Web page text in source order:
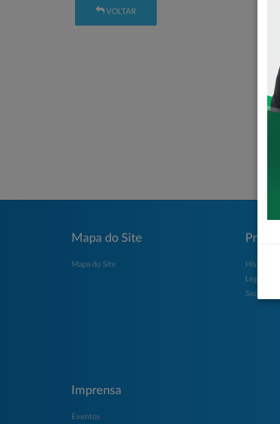
VOLTAR
Mapa do Site
Mapa do Site
História
Legislação
Secretarias
Imprensa
Eventos